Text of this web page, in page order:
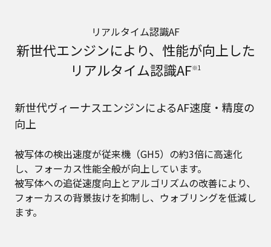
リアルタイム認識AF
新世代エンジンにより、性能が向上した
リアルタイム認識AF※1
新世代ヴィーナスエンジンによるAF速度・精度の
向上
被写体の検出速度が従来機（GH5）の約3倍に高速化
し、フォーカス性能全般が向上しています。
被写体への追従速度向上とアルゴリズムの改善により、
フォーカスの背景抜けを抑制し、ウォブリングを低減し
ます。